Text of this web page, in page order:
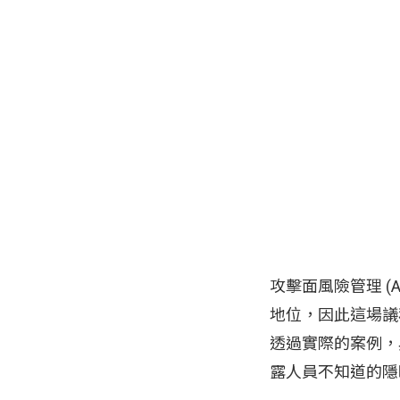
攻擊面風險管理
地位，因此這場
透過實際的案例
露人員不知道的